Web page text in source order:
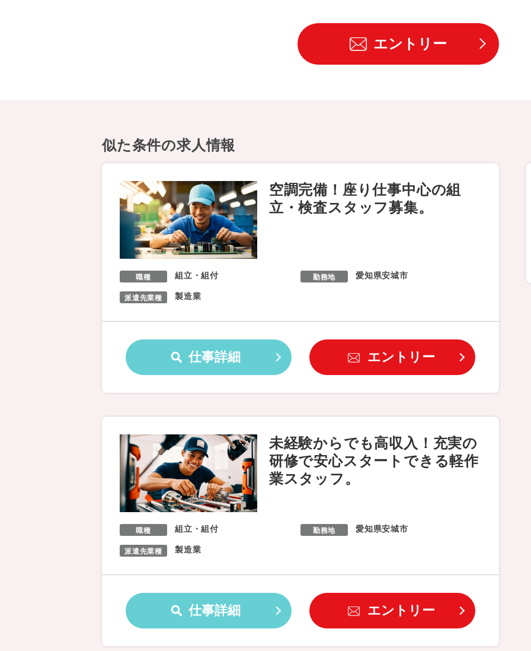
エントリー
似た条件の求人情報
空調完備！座り仕事中心の組
立・検査スタッフ募集。
職種 組立・組付 勤務地 愛知県安城市
派遣先業種 製造業
仕事詳細 エントリー
未経験からでも高収入！充実の
研修で安心スタートできる軽作
業スタッフ。
職種 組立・組付 勤務地 愛知県安城市
派遣先業種 製造業
仕事詳細 エントリー